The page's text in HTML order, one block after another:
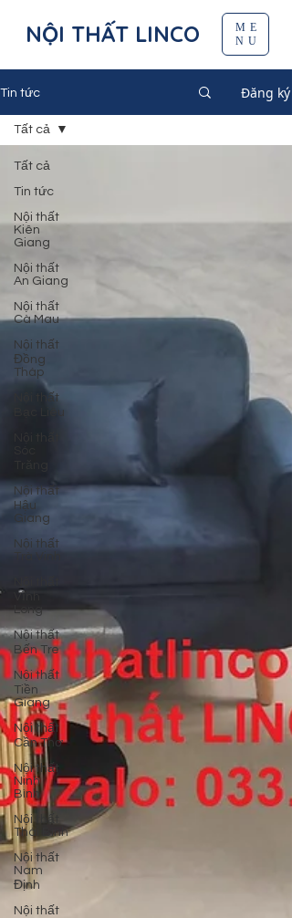
NỘI THẤT LINCO
ME
NU
Tin tức Đăng ký
Tất cả
Tin tức
Nội thất
Kiên
Giang
Nội thất
An Giang
Nội thất
Cà Mau
Nội thất
Đồng
Tháp
Nội thất
Bạc Liêu
Nội thất
Hậu
Giang
Nội thất
Vĩnh
Long
Nội thất
Bến Tre
Nội thất
Tiền
Giang
Nội thất
Cần Thơ
Nội thất
Ninh
Bình
Nội thất
Thái Bình
Nội thất
Nam
Định
Nội thất
Tất cả